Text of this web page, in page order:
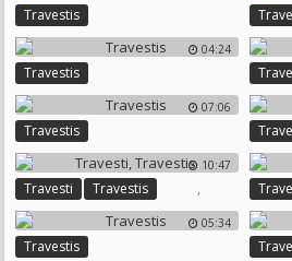
Travestis
04:24
Travestis
07:06
Travestis
10:47
Travesti ,
Travestis
05:34
Travestis